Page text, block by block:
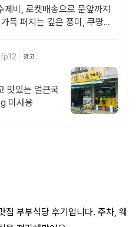
비, 로켓배송으로 문앞까지
득 퍼지는 깊은 풍미, 쿠팡에
광고
맛있는 얼큰국
미사용
집 부부식당 후기입니다. 주차, 웨